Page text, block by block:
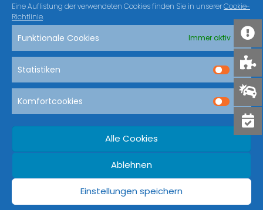
Eine Auflistung der verwendeten Cookies finden Sie in unsererCookie-
Richtlinie.
Funktionale Cookies Immer aktiv
Statistiken
Komfortcookies
Alle Cookies
Ablehnen
Einstellungen speichern
Aktuelles
15. Juli 2026
Audi Teilerabatt Fahrzeugalter x2 – Nur in
Verbindung mit einem Werkstattauftrag
einlösbar.
Sonderleasing VW Arteon – Nur solange
der Vorrat reicht! Max. 4mal verfügbar!
9. Juni 2026